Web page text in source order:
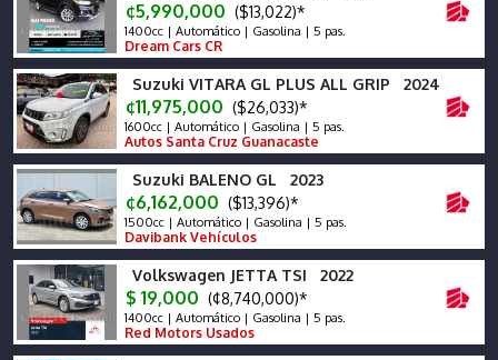
¢5,990,000 ($13,022)*
1400cc | Automático | Gasolina | 5 pas.
Dream Cars CR
Suzuki VITARA GL PLUS ALL GRIP 2024
¢11,975,000 ($26,033)*
1600cc | Automático | Gasolina | 5 pas.
Autos Santa Cruz Guanacaste
Suzuki BALENO GL 2023
¢6,162,000 ($13,396)*
1500cc | Automático | Gasolina | 5 pas.
Davibank Vehículos
Volkswagen JETTA TSI 2022
$ 19,000 (¢8,740,000)*
1400cc | Automático | Gasolina | 5 pas.
Red Motors Usados